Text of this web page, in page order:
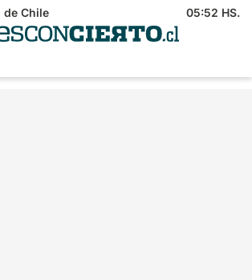
de Chile 05:52 HS.